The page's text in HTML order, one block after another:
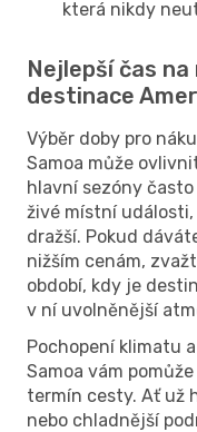
která nikdy
Nejlepší čas
destinace
Výběr doby pro
Samoa může
hlavní sezóny
živé místní
dražší. Pokud
nižším cenám,
období, kdy je
v ní uvolněnější
Pochopení klimatu
Samoa vám
termín cesty. Ať už
nebo chladnější